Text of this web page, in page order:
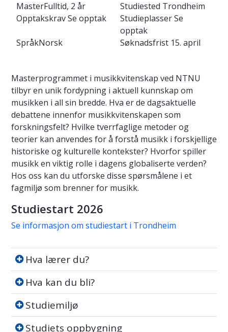
MasterFulltid, 2 år Studiested Trondheim
OpptakskravSe opptak StudieplasserSe
opptak
SpråkNorsk Søknadsfrist 15. april
Masterprogrammet i musikkvitenskap ved NTNU
tilbyr en unik fordypning i aktuell kunnskap om
musikken i all sin bredde. Hva er de dagsaktuelle
debattene innenfor musikkvitenskapen som
forskningsfelt? Hvilke tverrfaglige metoder og
teorier kan anvendes for å forstå musikk i forskjellige
historiske og kulturelle kontekster? Hvorfor spiller
musikk en viktig rolle i dagens globaliserte verden?
Hos oss kan du utforske disse spørsmålene i et
fagmiljø som brenner for musikk.
Studiestart 2026
Se informasjon om studiestart i Trondheim
Hva lærer du?
Hva lærer du?
Hva kan du bli?
Hva kan du bli?
Studiemiljø
Studiemiljø
Studiets oppbygning
Studiets oppbygning